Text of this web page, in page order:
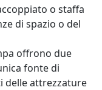
o staffa
di spazio o del
offrono due
fonte di
delle attrezzature